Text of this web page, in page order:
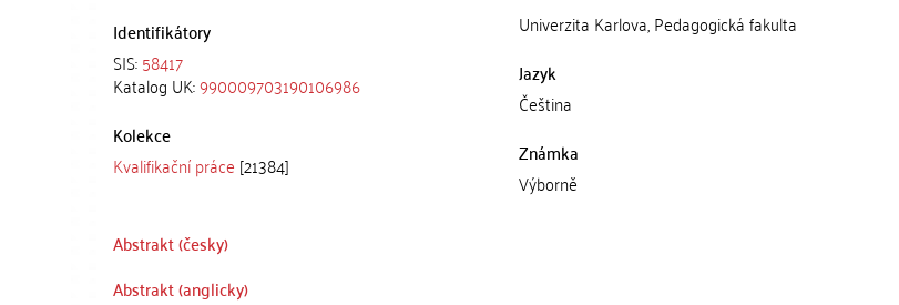
Identifikátory
SIS:58417
Katalog UK:990009703190106986
Kolekce
Kvalifikační práce [21384]
Univerzita Karlova, Pedagogická fakulta
Jazyk
Čeština
Známka
Výborně
Abstrakt (česky)
Abstrakt (anglicky)